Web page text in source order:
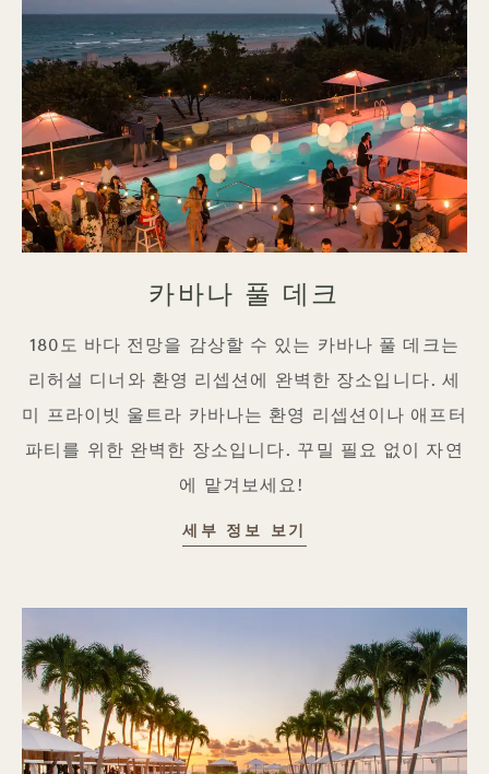
카바나 풀 데크
180도 바다 전망을 감상할 수 있는 카바나 풀 데크는
리허설 디너와 환영 리셉션에 완벽한 장소입니다. 세
미 프라이빗 울트라 카바나는 환영 리셉션이나 애프터
파티를 위한 완벽한 장소입니다. 꾸밀 필요 없이 자연
에 맡겨보세요!
세부 정보 보기